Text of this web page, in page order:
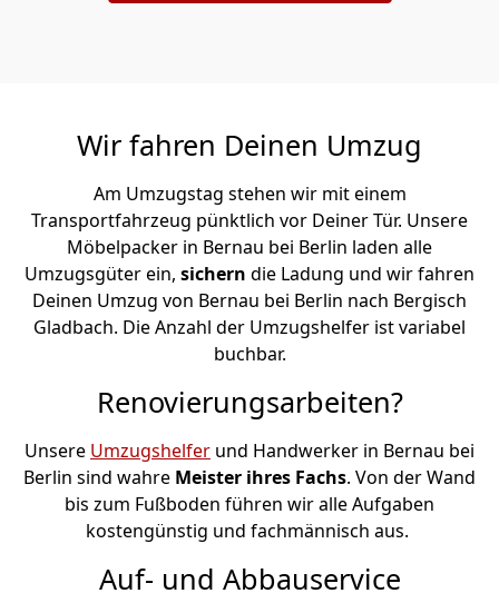
Wir fahren Deinen Umzug
Am Umzugstag stehen wir mit einem
Transportfahrzeug pünktlich vor Deiner Tür. Unsere
Möbelpacker in Bernau bei Berlin laden alle
Umzugsgüter ein, sichern die Ladung und wir fahren
Deinen Umzug von Bernau bei Berlin nach Bergisch
Gladbach. Die Anzahl der Umzugshelfer ist variabel
buchbar.
Renovierungsarbeiten?
Unsere Umzugshelfer und Handwerker in Bernau bei
Berlin sind wahre Meister ihres Fachs. Von der Wand
bis zum Fußboden führen wir alle Aufgaben
kostengünstig und fachmännisch aus.
Auf- und Abbauservice